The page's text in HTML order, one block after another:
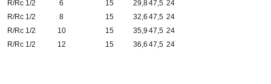
R/Rc 1/2
6 15 29,847,5 24
R/Rc 1/2
8 15 32,6 47,5 24
R/Rc 1/2
10 15 35,9 47,5 24
R/Rc 1/2
12 15 36,6 47,5 24